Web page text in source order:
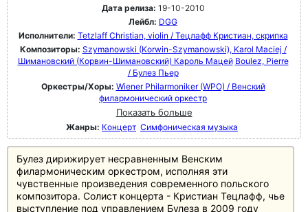
Дата релиза: 19-10-2010
Лейбл: DGG
Исполнители: Tetzlaff Christian, violin / Тецлафф Кристиан, скрипка
Композиторы: Szymanowski (Korwin-Szymanowski), Karol Maciej /
Шимановский (Корвин-Шимановский) Кароль Мацей Boulez, Pierre
/ Булез Пьер
Оркестры/Хоры: Wiener Philarmoniker (WPO) / Венский
филармонический оркестр
Показать больше
Жанры: Концерт Симфоническая музыка
Булез дирижирует несравненным Венским
филармоническим оркестром, исполняя эти
чувственные произведения современного польского
композитора. Солист концерта - Кристиан Тецлафф, чье
выступление под управлением Булеза в 2009 году